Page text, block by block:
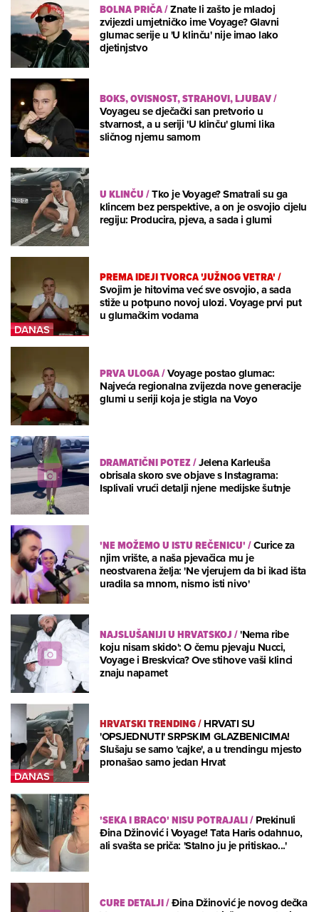
BOLNA PRIČA/Znate li zašto je mladoj
zvijezdi umjetničko ime Voyage? Glavni
glumac serije u 'U klinču' nije imao lako
djetinjstvo
BOKS, OVISNOST, STRAHOVI, LJUBAV/
Voyageu se dječački san pretvorio u
stvarnost, a u seriji 'U klinču' glumi lika
sličnog njemu samom
U KLINČU/Tko je Voyage? Smatrali su ga
klincem bez perspektive, a on je osvojio cijelu
regiju: Producira, pjeva, a sada i glumi
PREMA IDEJI TVORCA 'JUŽNOG VETRA'/
Svojim je hitovima već sve osvojio, a sada
stiže u potpuno novoj ulozi. Voyage prvi put
u glumačkim vodama
PRVA ULOGA/Voyage postao glumac:
Najveća regionalna zvijezda nove generacije
glumi u seriji koja je stigla na Voyo
DRAMATIČNI POTEZ/Jelena Karleuša
obrisala skoro sve objave s Instagrama:
Isplivali vrući detalji njene medijske šutnje
'NE MOŽEMO U ISTU REČENICU'/Curice za
njim vrište, a naša pjevačica mu je
neostvarena želja: 'Ne vjerujem da bi ikad išta
uradila sa mnom, nismo isti nivo'
NAJSLUŠANIJI U HRVATSKOJ/'Nema ribe
koju nisam skido': O čemu pjevaju Nucci,
Voyage i Breskvica? Ove stihove vaši klinci
znaju napamet
HRVATSKI TRENDING/HRVATI SU
'OPSJEDNUTI' SRPSKIM GLAZBENICIMA!
Slušaju se samo 'cajke', a u trendingu mjesto
pronašao samo jedan Hrvat
'SEKA I BRACO' NISU POTRAJALI/Prekinuli
Đina Džinović i Voyage! Tata Haris odahnuo,
ali svašta se priča: 'Stalno ju je pritiskao...'
CURE DETALJI/Đina Džinović je novog dečka